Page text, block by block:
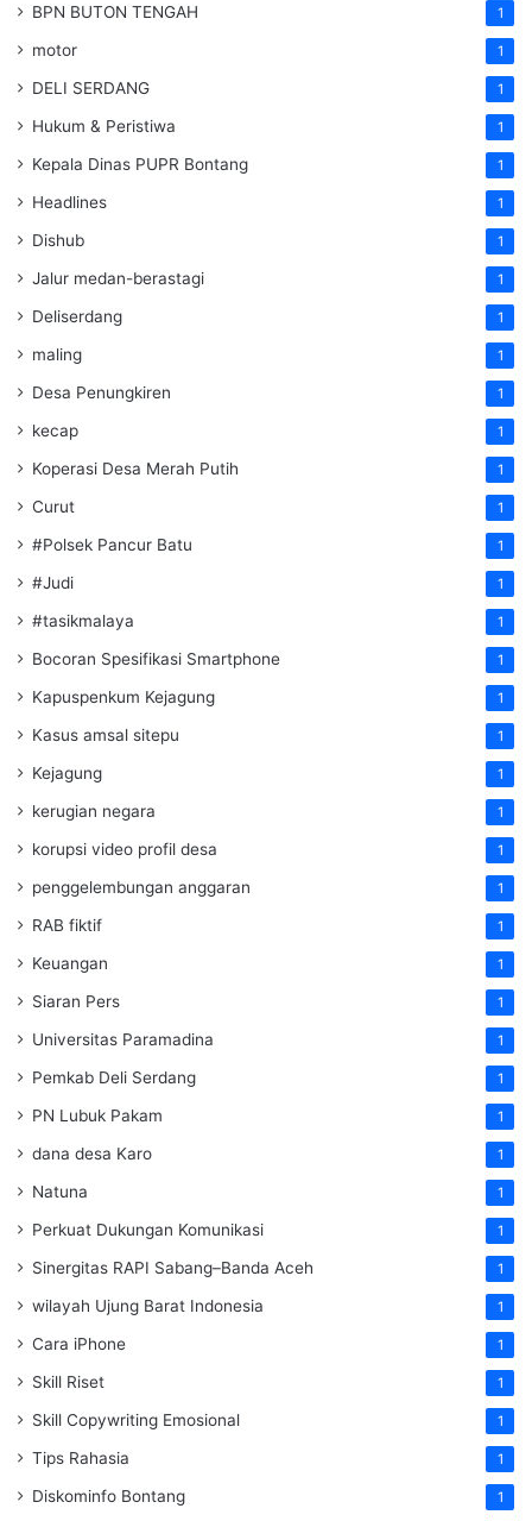
BPN BUTON TENGAH 1
motor 1
DELI SERDANG 1
Hukum & Peristiwa 1
Kepala Dinas PUPR Bontang 1
Headlines 1
Dishub 1
Jalur medan-berastagi 1
Deliserdang 1
maling 1
Desa Penungkiren 1
kecap 1
Koperasi Desa Merah Putih 1
Curut 1
#Polsek Pancur Batu 1
#Judi 1
#tasikmalaya 1
Bocoran Spesifikasi Smartphone 1
Kapuspenkum Kejagung 1
Kasus amsal sitepu 1
Kejagung 1
kerugian negara 1
korupsi video profil desa 1
penggelembungan anggaran 1
RAB fiktif 1
Keuangan 1
Siaran Pers 1
Universitas Paramadina 1
Pemkab Deli Serdang 1
PN Lubuk Pakam 1
dana desa Karo 1
Natuna 1
Perkuat Dukungan Komunikasi 1
Sinergitas RAPI Sabang–Banda Aceh 1
wilayah Ujung Barat Indonesia 1
Cara iPhone 1
Skill Riset 1
Skill Copywriting Emosional 1
Tips Rahasia 1
Diskominfo Bontang 1